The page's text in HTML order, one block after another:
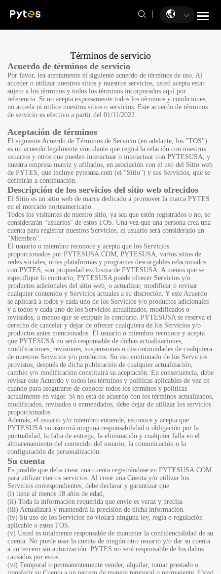
Términos de servicio
Acuerdo de términos de servicio
Por favor, lea atentamente el siguiente acuerdo de términos de uso. Al
acceder o utilizar nuestros sitios y nuestros servicios, usted acepta estar
sujeto a los términos y todos los términos incorporados aquí por
referencia. Si no acepta expresamente todos los términos y condiciones,
no acceda ni utilice nuestros sitios o servicios. Este acuerdo de términos
de servicio es efectivo a partir del 01/11/2022.
Aceptación de términos
El siguiente Acuerdo de Términos de Servicio (en adelante, los "TOS")
es un acuerdo legalmente vinculante que regirá la relación con nuestros
usuarios y otros que pueden interactuar o interactuar con PYTESUSA, y
nuestra empresa matriz y afiliados, en asociación con el uso del Sitio web
de PYTES, que incluye pytesusa.com (el "Sitio") y sus Servicios, que se
definirán a continuación.
Descripción de los servicios del sitio web ofrecidos
El Sitio es un sitio web de marca dedicado a promover la marca PYTES
en el mercado norteamericano.
Todos los visitantes de nuestro sitio, ya sea que estén registrados o no, se
considerarán "usuarios" de estos TOS. Una vez que una persona crea una
cuenta para registrar nuestros Servicios, el usuario será considerado un
"Miembro".
El usuario o miembro reconoce y acepta que los Servicios
proporcionados por PYTESUSA.COM, PYTESUSA, varios sitios de
redes sociales, otras plataformas y programas descargables relacionados
con PYTES, son propiedad exclusiva de PYTESUSA. A menos que se
especifique lo contrario, PYTESUSA puede ofrecer Servicios y/o
productos adicionales del sitio web, o actualizar, modificar o revisar
cualquier contenido y Servicios actuales a su discreción. Y este Acuerdo
se aplicará a todos y cada uno de los Servicios y/o productos adicionales
y a todos y cada uno de los Servicios actualizados, modificados o
revisados, a menos que se estipule lo contrario. PYTESUSA se reserva el
derecho de cancelar y dejar de ofrecer cualquiera de los Servicios y/o
productos antes mencionados. El usuario o miembro reconoce y acepta
que PYTESUSA no será responsable de dichas actualizaciones,
modificaciones, revisiones, suspensiones o discontinuidades de cualquiera
de nuestros Servicios y/o productos. Su uso continuado de los Servicios
provistos, después de dicha publicación de cualquier actualización,
cambio y/o modificación constituirá su aceptación. En consecuencia, debe
revisar este Acuerdo y todos los términos y políticas aplicables de vez en
cuando para asegurarse de conocer todos los términos y políticas
actualmente en vigor. Si no está de acuerdo con los términos actualizados,
modificados, revisados o enmendados, debe dejar de utilizar los servicios
proporcionados.
Además, el usuario y/o miembro entiende, reconoce y acepta que
PYTESUSA no asumirá ninguna responsabilidad u obligación por la
puntualidad, la falta de entrega, la eliminación y cualquier falla en el
almacenamiento del contenido del usuario, la comunicación o la
configuración de personalización.
Su cuenta
Es posible que deba crear una cuenta registrándose en PYTESUSA.COM
para utilizar ciertos servicios. Al crear una Cuenta y/o utilizar los
Servicios correspondientes, debe declarar y garantizar que
(i) tiene al menos 18 años de edad,
(ii) Toda la información requerida que envíe es veraz y precisa
(iii) Actualizará y mantendrá la precisión de dicha información.
(iv) Su uso de los Servicios no violará ninguna ley, regla o regulación
aplicable o estos TOS.
(v) Usted es totalmente responsable de mantener la confidencialidad de su
cuenta. No puede usar la cuenta de ningún otro usuario y/o dar su cuenta
a un tercero sin autorización. PYTES no será responsable de los daños
causados por estos.
(vi) Temporal o permanentemente vender, alquilar, tomar prestado o